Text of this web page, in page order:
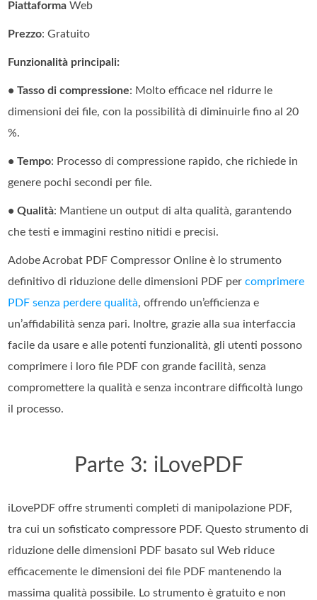
Piattaforma Web
Prezzo: Gratuito
Funzionalità principali:
• Tasso di compressione: Molto efficace nel ridurre le
dimensioni dei file, con la possibilità di diminuirle fino al 20
%.
• Tempo: Processo di compressione rapido, che richiede in
genere pochi secondi per file.
• Qualità: Mantiene un output di alta qualità, garantendo
che testi e immagini restino nitidi e precisi.
Adobe Acrobat PDF Compressor Online è lo strumento
definitivo di riduzione delle dimensioni PDF percomprimere
PDF senza perdere qualità, offrendo un’efficienza e
un’affidabilità senza pari. Inoltre, grazie alla sua interfaccia
facile da usare e alle potenti funzionalità, gli utenti possono
comprimere i loro file PDF con grande facilità, senza
compromettere la qualità e senza incontrare difficoltà lungo
il processo.
Parte 3: iLovePDF
iLovePDF offre strumenti completi di manipolazione PDF,
tra cui un sofisticato compressore PDF. Questo strumento di
riduzione delle dimensioni PDF basato sul Web riduce
efficacemente le dimensioni dei file PDF mantenendo la
massima qualità possibile. Lo strumento è gratuito e non